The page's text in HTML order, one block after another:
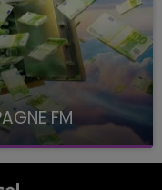
FM
à 8H10